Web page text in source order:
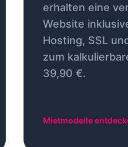
erhalten eine
Website
Hosting, SSL
zum
39,90 €.
Mietmodelle